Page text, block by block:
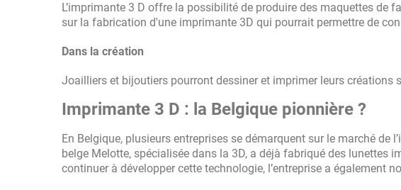
L’imprimante 3 D offre la possibilité de produire des maquettes de
sur la fabrication d'une imprimante 3D qui pourrait permettre de
Dans la création
Joailliers et bijoutiers pourront dessiner et imprimer leurs créations
Imprimante 3 D : la Belgique pionnière ?
En Belgique, plusieurs entreprises se démarquent sur le marché de
belge Melotte, spécialisée dans la 3D, a déjà fabriqué des lunettes
continuer à développer cette technologie, l’entreprise a également